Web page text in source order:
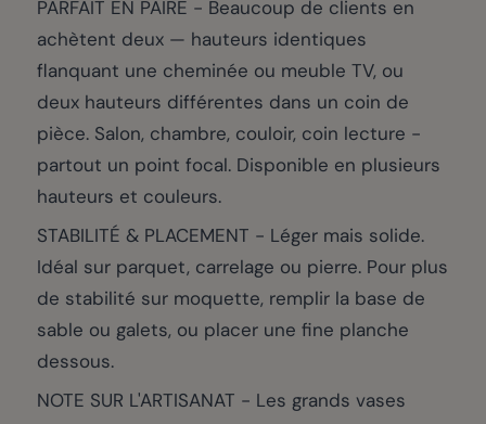
PARFAIT EN PAIRE - Beaucoup de clients en
achètent deux — hauteurs identiques
flanquant une cheminée ou meuble TV, ou
deux hauteurs différentes dans un coin de
pièce. Salon, chambre, couloir, coin lecture -
partout un point focal. Disponible en plusieurs
hauteurs et couleurs.
STABILITÉ & PLACEMENT - Léger mais solide.
Idéal sur parquet, carrelage ou pierre. Pour plus
de stabilité sur moquette, remplir la base de
sable ou galets, ou placer une fine planche
dessous.
NOTE SUR L'ARTISANAT - Les grands vases